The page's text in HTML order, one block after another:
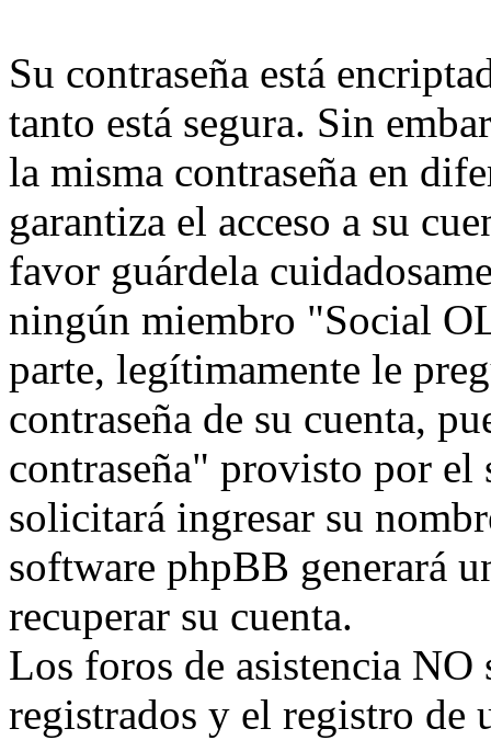
Su contraseña está
tanto está segura. Sin
la misma contraseña en
garantiza el acceso a su
favor guárdela
ningún miembro "Social
parte, legítimamente le
contraseña de su cuenta,
contraseña" provisto por
solicitará ingresar su
software phpBB generará
recuperar su cuenta.
Los foros de asistencia
registrados y el registro de